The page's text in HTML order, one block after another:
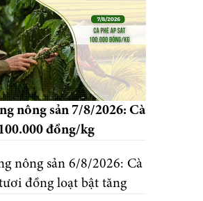
nông sản 7/8/2026: Cà
đồng/kg
nông sản 6/8/2026: Cà
đồng loạt bật tăng